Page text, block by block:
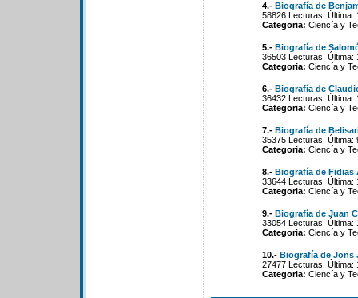
4.- Biografía de
58826 Lecturas, Última:
Categoria: Ciencía y
5.- Biografía de
36503 Lecturas, Última:
Categoria: Ciencía y
6.- Biografía de
36432 Lecturas, Última:
Categoria: Ciencía y
7.- Biografía de
35375 Lecturas, Última:
Categoria: Ciencía y
8.- Biografía de Fidias
33644 Lecturas, Última:
Categoria: Ciencía y
9.- Biografía de Juan
33054 Lecturas, Última:
Categoria: Ciencía y
10.- Biografía de Jöns
27477 Lecturas, Última:
Categoria: Ciencía y